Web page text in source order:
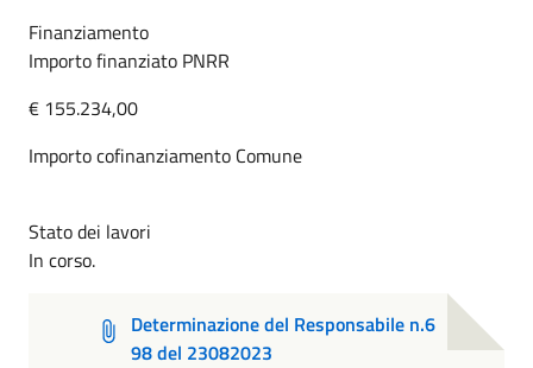
Finanziamento
Importo finanziato PNRR
€ 155.234,00
Importo cofinanziamento Comune
Stato dei lavori
In corso.
Determinazione del Responsabile n.6
98 del 23082023